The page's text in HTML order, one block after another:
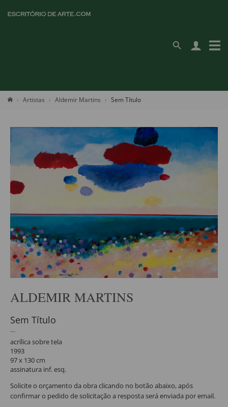
Artistas Aldemir Martins Sem Título
ALDEMIR MARTINS
Sem Título
acrílica sobre tela
1993
97 x 130 cm
assinatura inf. esq.
Solicite o orçamento da obra clicando no botão abaixo, após
confirmar o pedido de solicitação a resposta será enviada por email.